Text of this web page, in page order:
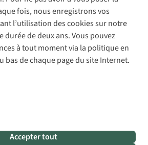
fois, nous enregistrons vos
l’utilisation des cookies sur notre
de deux ans. Vous pouvez
à tout moment via la politique en
bas de chaque page du site Internet.
Accepter tout
Politique de confidentialité
générales
Cookie Policy